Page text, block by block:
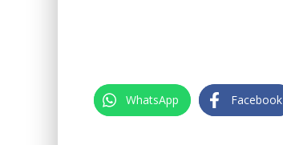
WhatsApp Facebook